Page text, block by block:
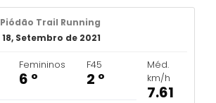
Piódão Trail Running
18, Setembro de 2021
Femininos
6 º
F45
2 º
Méd.
km/h
7.61